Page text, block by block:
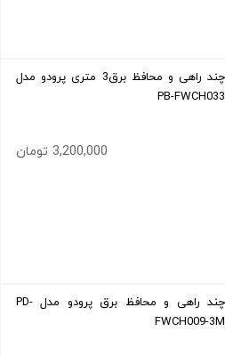
چند راهی و محافظ برق3 متری پرودو مدل
PB-FWCH033
3,200,000 تومان
چند راهی و محافظ برق پرودو مدل PD-
FWCH009-3M